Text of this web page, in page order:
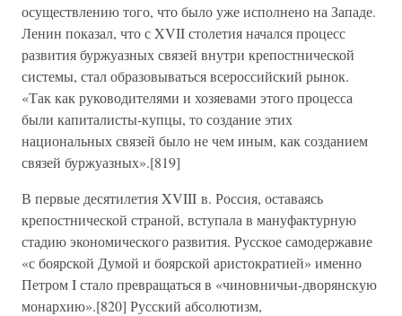
осуществлению того, что было уже исполнено на Западе.
Ленин показал, что с XVII столетия начался процесс
развития буржуазных связей внутри крепостнической
системы, стал образовываться всероссийский рынок.
«Так как руководителями и хозяевами этого процесса
были капиталисты-купцы, то создание этих
национальных связей было не чем иным, как созданием
связей буржуазных».[819]
В первые десятилетия XVIII в. Россия, оставаясь
крепостнической страной, вступала в мануфактурную
стадию экономического развития. Русское самодержавие
«с боярской Думой и боярской аристократией» именно
Петром I стало превращаться в «чиновничьи-дворянскую
монархию».[820] Русский абсолютизм,